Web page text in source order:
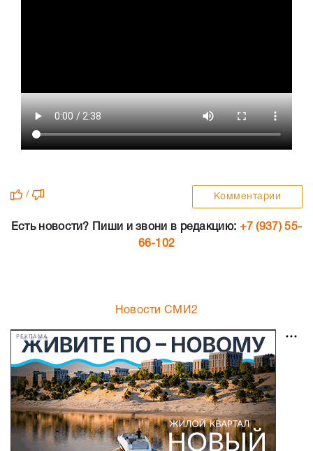
/ Комментарии
Есть новости? Пиши и звони в редакцию: +7 (937) 55-
66-102
Новости СМИ2
РЕКЛАМА